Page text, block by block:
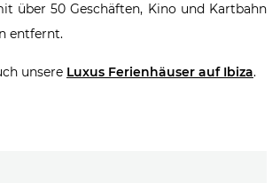
über 50 Geschäften, Kino und Kartbahn
entfernt.
unsere Luxus Ferienhäuser auf Ibiza.